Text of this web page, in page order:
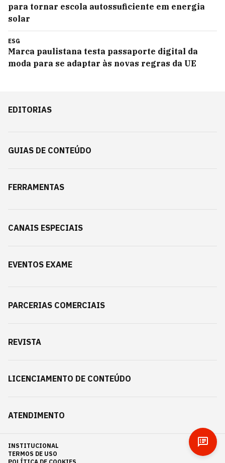
para tornar escola autossuficiente em energia
solar
ESG
Marca paulistana testa passaporte digital da
moda para se adaptar às novas regras da UE
EDITORIAS
GUIAS DE CONTEÚDO
FERRAMENTAS
CANAIS ESPECIAIS
EVENTOS EXAME
PARCERIAS COMERCIAIS
REVISTA
LICENCIAMENTO DE CONTEÚDO
ATENDIMENTO
INSTITUCIONAL
TERMOS DE USO